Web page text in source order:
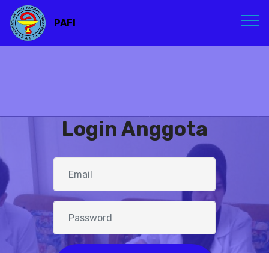
PAFI
Login Anggota